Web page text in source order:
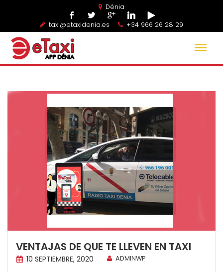
Dénia
taxi@etaxidenia.es +34 966 26 28 29
VENTAJAS DE QUE TE LLEVEN EN TAXI
10 SEPTIEMBRE, 2020 ADMINWP